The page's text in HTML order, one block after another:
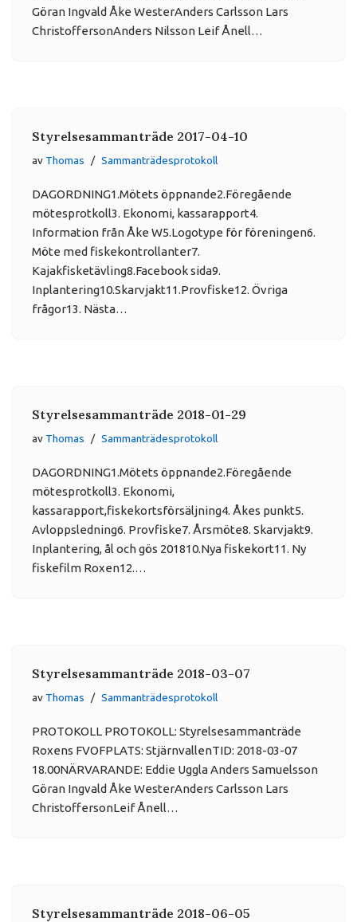
Göran Ingvald Åke WesterAnders Carlsson Lars
ChristoffersonAnders Nilsson Leif Ånell…
Styrelsesammanträde 2017-04-10
av Thomas Sammanträdesprotokoll
DAGORDNING1.Mötets öppnande2.Föregående
mötesprotkoll3. Ekonomi, kassarapport4.
Information från Åke W5.Logotype för föreningen6.
Möte med fiskekontrollanter7.
Kajakfisketävling8.Facebook sida9.
Inplantering10.Skarvjakt11.Provfiske12. Övriga
frågor13. Nästa…
Styrelsesammanträde 2018-01-29
av Thomas Sammanträdesprotokoll
DAGORDNING1.Mötets öppnande2.Föregående
mötesprotkoll3. Ekonomi,
kassarapport,fiskekortsförsäljning4. Åkes punkt5.
Avloppsledning6. Provfiske7. Årsmöte8. Skarvjakt9.
Inplantering, ål och gös 201810.Nya fiskekort11. Ny
fiskefilm Roxen12.…
Styrelsesammanträde 2018-03-07
av Thomas Sammanträdesprotokoll
PROTOKOLL PROTOKOLL: Styrelsesammanträde
Roxens FVOFPLATS: StjärnvallenTID: 2018-03-07
18.00NÄRVARANDE: Eddie Uggla Anders Samuelsson
Göran Ingvald Åke WesterAnders Carlsson Lars
ChristoffersonLeif Ånell…
Styrelsesammanträde 2018-06-05